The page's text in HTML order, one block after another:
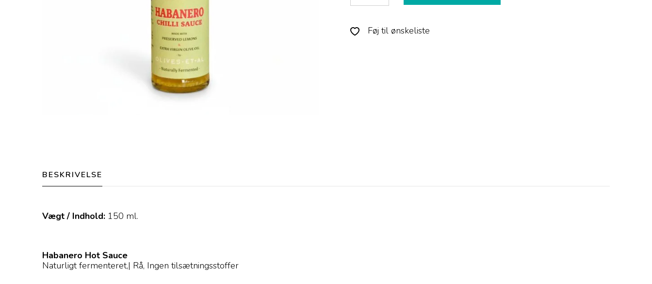
Føj til ønskeliste
BESKRIVELSE
Vægt / Indhold: 150 ml.
Habanero Hot Sauce
Naturligt fermenteret,| Rå, Ingen tilsætningsstoffer